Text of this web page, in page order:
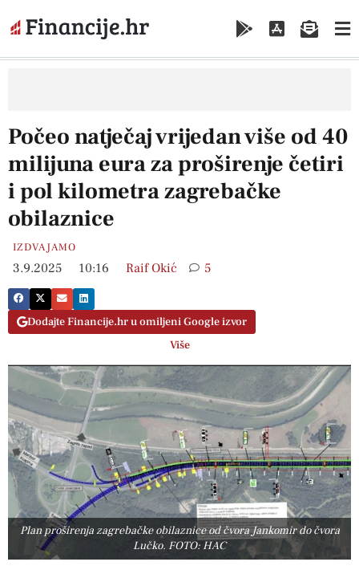
Počeo natječaj vrijedan više od 40
milijuna eura za proširenje četiri
i pol kilometra zagrebačke
obilaznice
IZDVAJAMO
3.9.2025 10:16 Raif Okić 5
Dodajte Financije.hr u omiljeni Google izvor
Više
Plan proširenja zagrebačke obilaznice od čvora Jankomir do čvora
Lučko. FOTO: HAC